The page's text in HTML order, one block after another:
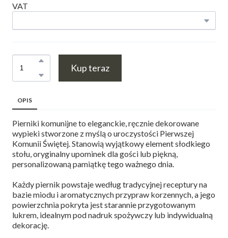
VAT
Kup teraz
OPIS
Pierniki komunijne to eleganckie, ręcznie dekorowane
wypieki stworzone z myślą o uroczystości Pierwszej
Komunii Świętej. Stanowią wyjątkowy element słodkiego
stołu, oryginalny upominek dla gości lub piękną,
personalizowaną pamiątkę tego ważnego dnia.
Każdy piernik powstaje według tradycyjnej receptury na
bazie miodu i aromatycznych przypraw korzennych, a jego
powierzchnia pokryta jest starannie przygotowanym
lukrem, idealnym pod nadruk spożywczy lub indywidualną
dekorację.